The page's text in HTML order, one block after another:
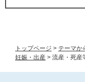
トップページ > テーマか
妊娠・出産 > 流産・死産